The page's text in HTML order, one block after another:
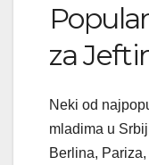
za
Neki od
mladima u
Berlina,